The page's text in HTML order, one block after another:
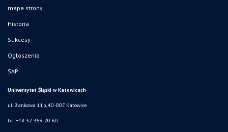
mapa strony
Historia
Sukcesy
Ogłoszenia
SAP
Uniwersytet Śląski w Katowicach
ul. Bankowa 11b, 40-007 Katowice
tel. +48 32 359 20 60